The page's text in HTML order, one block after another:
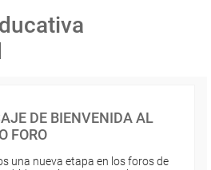
DE BIENVENIDA AL
FORO
una nueva etapa en los foros de